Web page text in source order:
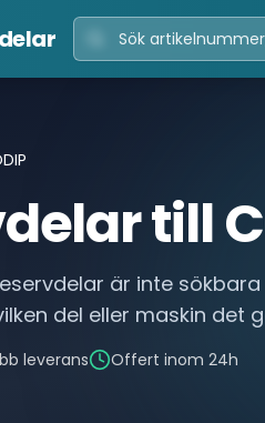
till
är inte
del eller maskin det
leverans Offert inom 24h